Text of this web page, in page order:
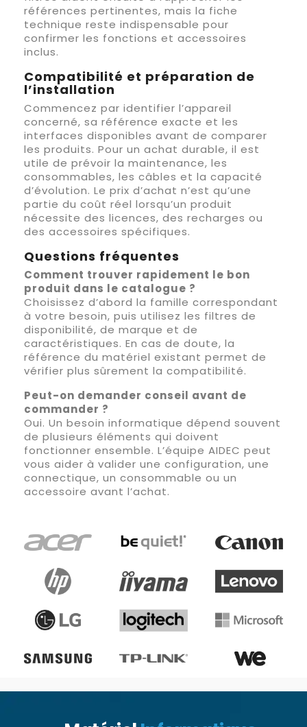
références pertinentes, mais la fiche
technique reste indispensable pour
confirmer les fonctions et accessoires
inclus.
Compatibilité et préparation de
l’installation
Commencez par identifier l’appareil
concerné, sa référence exacte et les
interfaces disponibles avant de comparer
les produits. Pour un achat durable, il est
utile de prévoir la maintenance, les
consommables, les câbles et la capacité
d’évolution. Le prix d’achat n’est qu’une
partie du coût réel lorsqu’un produit
nécessite des licences, des recharges ou
des accessoires spécifiques.
Questions fréquentes
Comment trouver rapidement le bon
produit dans le catalogue ?
Choisissez d’abord la famille correspondant
à votre besoin, puis utilisez les filtres de
disponibilité, de marque et de
caractéristiques. En cas de doute, la
référence du matériel existant permet de
vérifier plus sûrement la compatibilité.
Peut-on demander conseil avant de
commander ?
Oui. Un besoin informatique dépend souvent
de plusieurs éléments qui doivent
fonctionner ensemble. L’équipe AIDEC peut
vous aider à valider une configuration, une
connectique, un consommable ou un
accessoire avant l’achat.